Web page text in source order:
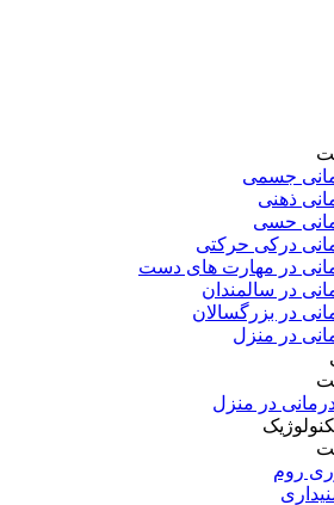
جسمی
ذهنی
حسی
درکی حرکتی
در مهارت های دست
در سالمندان
در بزرگسالان
در منزل
در منزل
روم